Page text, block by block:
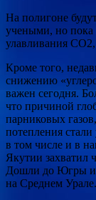
На полигоне
учеными, но пока
улавливания СО2,
Кроме того,
снижению
важен сегодня.
что причиной
парниковых
потепления
в том числе и в
Якутии захватил
Дошли до Югры и
на Среднем Урале.